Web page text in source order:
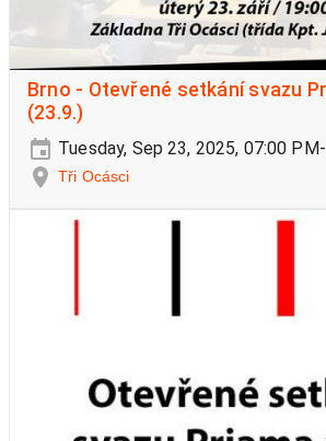
Brno - Otevřené setkání svazu
(23.9.)
Tuesday, Sep 23, 2025, 07:00
Tři Ocásci